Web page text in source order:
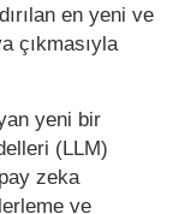
en yeni ve
çıkmasıyla
yeni bir
(LLM)
zeka
ve